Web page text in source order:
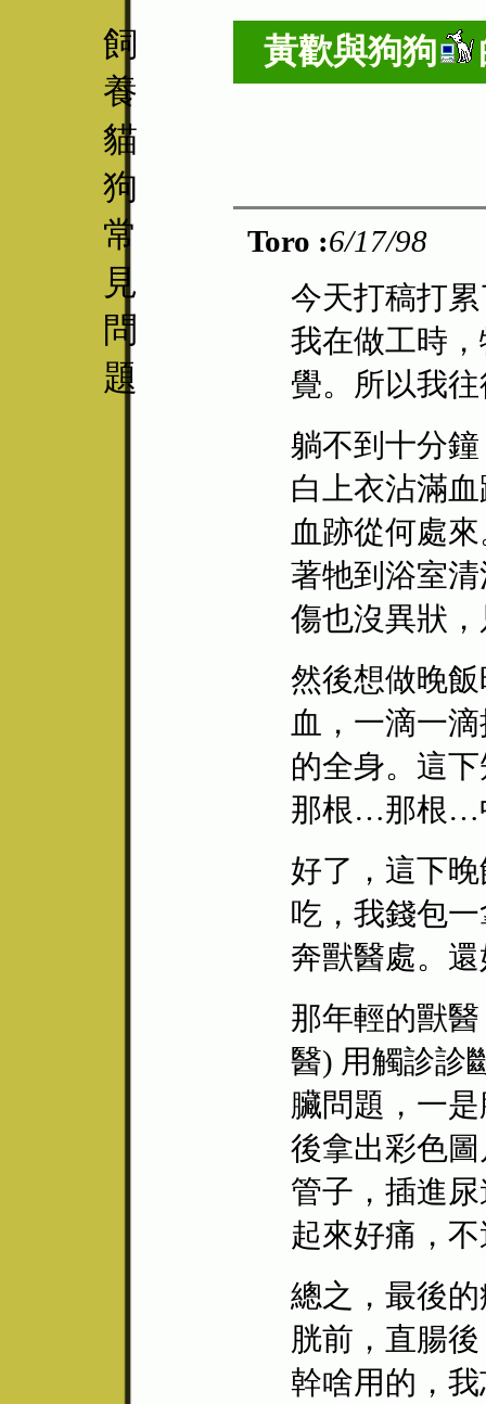
飼
養
貓
狗
常
見
問
題
黃歡與狗狗
Toro :6/17/98
今天打稿打
我在做工時
覺。所以我
躺不到十分
白上衣沾滿
血跡從何處
著牠到浴室
傷也沒異狀
然後想做晚
血，一滴一
的全身。這
那根…那根…
好了，這下
吃，我錢包
奔獸醫處。
那年輕的獸
醫) 用觸診診
臟問題，一
後拿出彩色
管子，插進
起來好痛，
總之，最後
胱前，直腸
幹啥用的，